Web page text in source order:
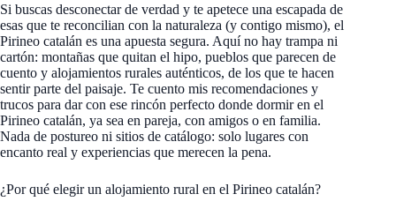
Si buscas desconectar de verdad y te apetece una escapada de
esas que te reconcilian con la naturaleza (y contigo mismo), el
Pirineo catalán es una apuesta segura. Aquí no hay trampa ni
cartón: montañas que quitan el hipo, pueblos que parecen de
cuento y alojamientos rurales auténticos, de los que te hacen
sentir parte del paisaje. Te cuento mis recomendaciones y
trucos para dar con ese rincón perfecto donde dormir en el
Pirineo catalán, ya sea en pareja, con amigos o en familia.
Nada de postureo ni sitios de catálogo: solo lugares con
encanto real y experiencias que merecen la pena.
¿Por qué elegir un alojamiento rural en el Pirineo catalán?